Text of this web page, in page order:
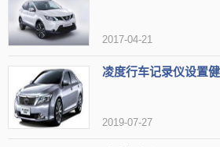
辑推荐GPS品牌。任E行倡导高新技
2017-04-21
凌度行车记录仪设置健
2019-07-27